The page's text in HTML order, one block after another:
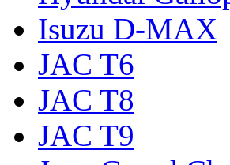
Isuzu D-MAX
JAC T6
JAC T8
JAC T9